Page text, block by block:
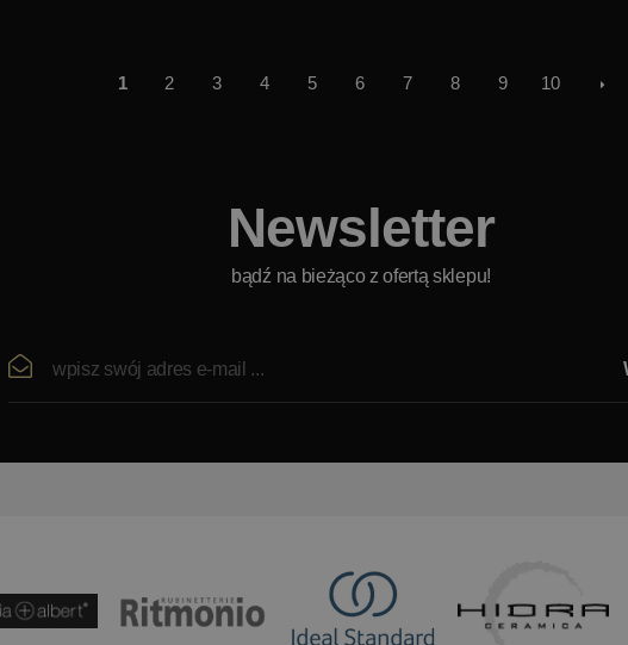
1 2 3 4 5 6 7 8 9 10
Newsletter
bądź na bieżąco z ofertą sklepu!